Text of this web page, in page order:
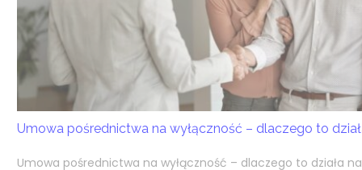
Umowa pośrednictwa na wyłączność – dlaczego to
Umowa pośrednictwa na wyłączność – dlaczego to działa